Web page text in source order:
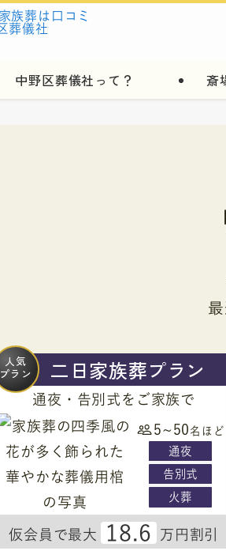
中野区葬儀社って？ 斎
人気
プラン
二日家族葬プラン
通夜・告別式をご家族で
5~50 名ほど
通夜
告別式
火葬
仮会員で最大 18.6 万円割引